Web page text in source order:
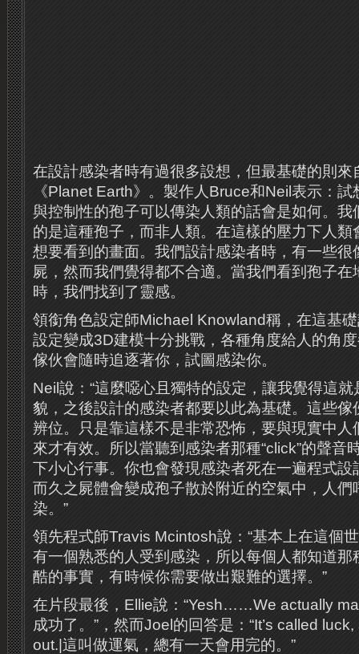
在設計感染者時有過很多設想，但最基礎的則來
《Planet Earth》。製作人Bruce和Neil表示：
與控制性的孢子可以傳染人類的話會是如何。我
的是這種孢子，而非人類。在這樣的壓力下人
想要看到的畫面。我們設計感染者時，有一些很
屍，然而我們覺得都不合適。當我們看到孢子
時，我們找到了靈感。
領銜角色設定師Michael Knowland稱，在這基
設定變成3D建模十分挑戰，各種角度給人的角
傢伙會隨時追逐著你，試圖感染你。
Neil說：“這麼噁心且獨特的設定，讓我覺得這
貌，之後設計的感染者都要以此為基礎。這些傢
辨位。只是靠這樣不是非常恐怖，要與現實中人
來才有效。所以當聽到感染者那種“click”的聲音
下小心行事。你也會發現感染者死在一遍程式設
而久之屍體會變成孢子散於附近的空氣中，人們
染。”
領先程式師Travis Mcintosh說：“基本上在這個
有一個熟悉的人受到感染，所以每個人都知道那
酷的事實，有時候你需要做出艱難的選擇。”
在片段最後，Ellie說：“Yesh……We actually
成功了。”，然而Joel的回答是：“It’s called
out.|這叫做運氣，總有一天會用完的。”